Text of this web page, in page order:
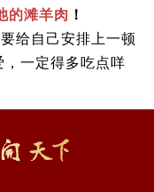
的滩羊肉 ！
给自己安排上一顿
，一定得多吃点咩